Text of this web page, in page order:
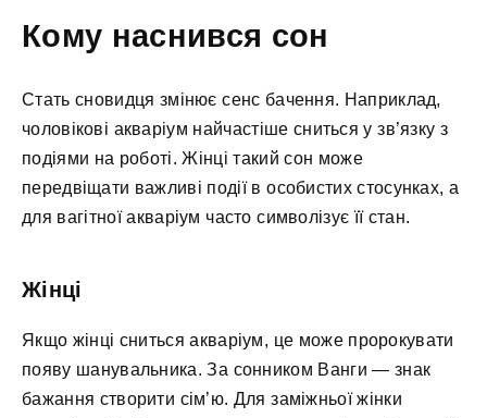
Кому наснився сон
Стать сновидця змінює сенс бачення. Наприклад,
чоловікові акваріум найчастіше сниться у зв’язку з
подіями на роботі. Жінці такий сон може
передвіщати важливі події в особистих стосунках, а
для вагітної акваріум часто символізує її стан.
Жінці
Якщо жінці сниться акваріум, це може пророкувати
появу шанувальника. За сонником Ванги — знак
бажання створити сім’ю. Для заміжньої жінки